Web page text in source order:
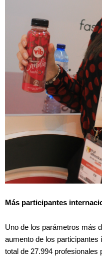
Más participantes
Uno de los parámetros más
aumento de los participantes
total de 27.994